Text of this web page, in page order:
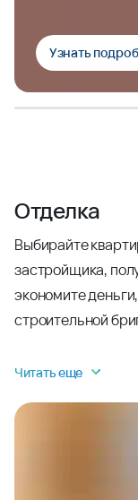
Узнать
Отделка
Выбирайте
застройщика,
экономите
строительной
Читать еще